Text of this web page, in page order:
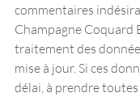
commentaires
Champagne Coquard
traitement des
mise à jour. Si ces
délai, à prendre